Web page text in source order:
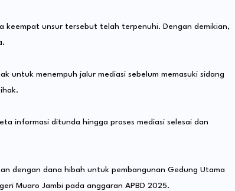
keempat unsur tersebut telah terpenuhi. Dengan demikian,
untuk menempuh jalur mediasi sebelum memasuki sidang
informasi ditunda hingga proses mediasi selesai dan
dengan dana hibah untuk pembangunan Gedung Utama
Muaro Jambi pada anggaran APBD 2025.